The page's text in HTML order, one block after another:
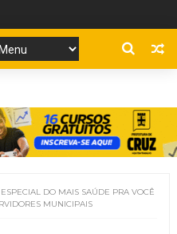
DO MAIS SAÚDE PRA VOCÊ
MUNICIPAIS